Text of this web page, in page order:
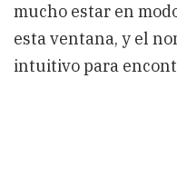
mucho estar en
esta ventana, y el
intuitivo para